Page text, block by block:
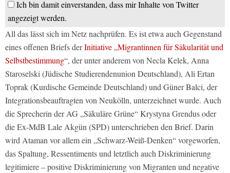
Ich bin damit einverstanden, dass mir Inhalte von Twitter
angezeigt werden.
All das lässt sich im Netz nachprüfen. Es ist etwa auch Gegenstand
eines offenen Briefs derInitiative „Migrantinnen für Säkularität und
Selbstbestimmung“, der unter anderem von Necla Kelek, Anna
Staroselski (Jüdische Studierendenunion Deutschland), Ali Ertan
Toprak (Kurdische Gemeinde Deutschland) und Güner Balci, der
Integrationsbeauftragten von Neukölln, unterzeichnet wurde. Auch
die Sprecherin der AG „Säkuläre Grüne“ Krystyna Grendus oder
die Ex-MdB Lale Akgün (SPD) unterschrieben den Brief. Darin
wird Ataman vor allem ein „Schwarz-Weiß-Denken“ vorgeworfen,
das Spaltung, Ressentiments und letztlich auch Diskriminierung
legitimiere – positive Diskriminierung von Migranten und negative